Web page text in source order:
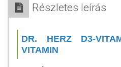
Részletes leírás
DR. HERZ D3-
VITAMIN